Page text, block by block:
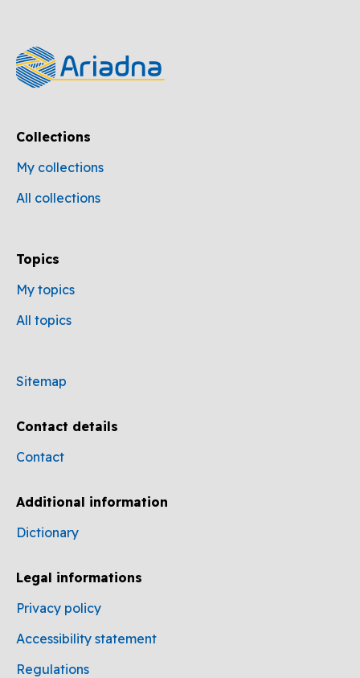
Collections
My collections
All collections
Topics
My topics
All topics
Sitemap
Contact details
Contact
Additional information
Dictionary
Legal informations
Privacy policy
Accessibility statement
Regulations